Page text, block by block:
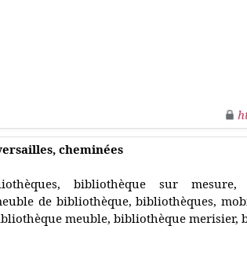
cheminées
bibliothèque sur
de bibliothèque, bibliothèques,
meuble, bibliothèque merisier,